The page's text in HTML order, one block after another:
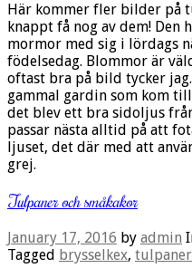
Här kommer fler bilder på
knappt få nog av dem! Den
mormor med sig i lördags
födelsedag. Blommor är
oftast bra på bild tycker
gammal gardin som kom
det blev ett bra sidoljus
passar nästa alltid på att
ljuset, det där med att
grej.
Tulpaner och småkakor
January 17, 2016 by admin
Tagged brysselkex, tulpaner